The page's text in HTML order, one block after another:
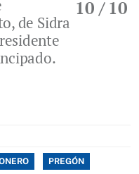
10 / 10
de Sidra
PREGÓN